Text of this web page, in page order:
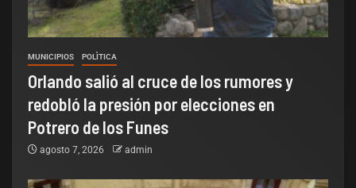
MUNICIPIOS POLÌTICA
Orlando salió al cruce de los rumores y
redobló la presión por elecciones en
Potrero de los Funes
agosto 7, 2026 admin